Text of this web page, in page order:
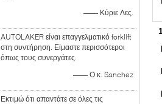
—— Κύριε Λες.
AUTOLAKER είναι επαγγελματικό forklift
στη συντήρηση. Είμαστε περισσότεροι
όπως τους συνεργάτες.
—— Ο κ. Sanchez
Εκτιμώ ότι απαντάτε σε όλες τις